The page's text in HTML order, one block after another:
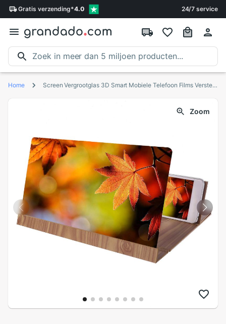
Gratis verzending*4.0 24/7 service
Home Screen Vergrootglas 3D Smart Mobiele Telefoon Films Versterker Opvouwbare Houder Stand Voor Elke Smartphone Voor Iphone Draagbare Zoom Screen
Zoom